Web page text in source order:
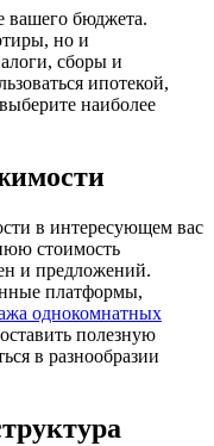
вашего бюджета.
но и
сборы и
ипотекой,
наиболее
в интересующем вас
стоимость
и предложений.
платформы,
однокомнатных
полезную
в разнообразии